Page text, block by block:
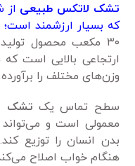
تشک لاتکس طبیعی
که بسیار ارزشمند است؛
۳۰ مکعب محصول
ارتجاعی بالایی است که
وزن‌های مختلف را
سطح تماس یک تشک
معمولی است و
بدن انسان را توزیع کند.
هنگام خواب اصلاح